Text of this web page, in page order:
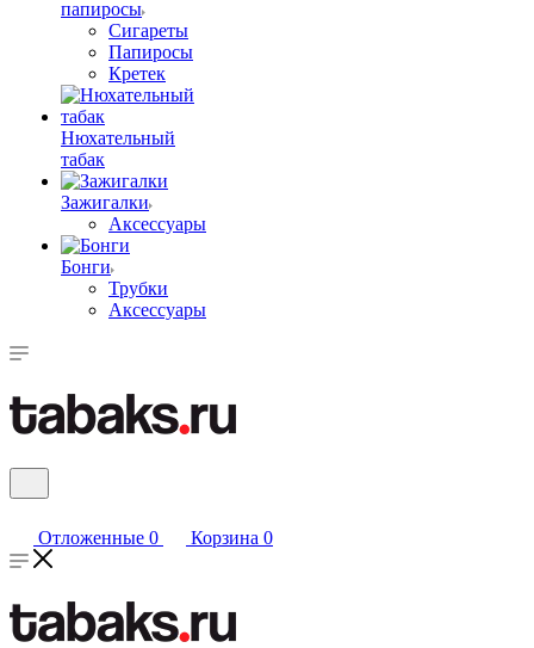
папиросы
Сигареты
Папиросы
Кретек
Нюхательный
табак
Зажигалки
Аксессуары
Бонги
Трубки
Аксессуары
Отложенные 0 Корзина 0